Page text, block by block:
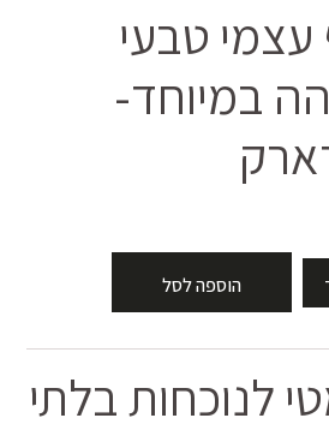
עצמי טבעי
במיוחד-
- הוספה לסל
לנוכחות בלתי